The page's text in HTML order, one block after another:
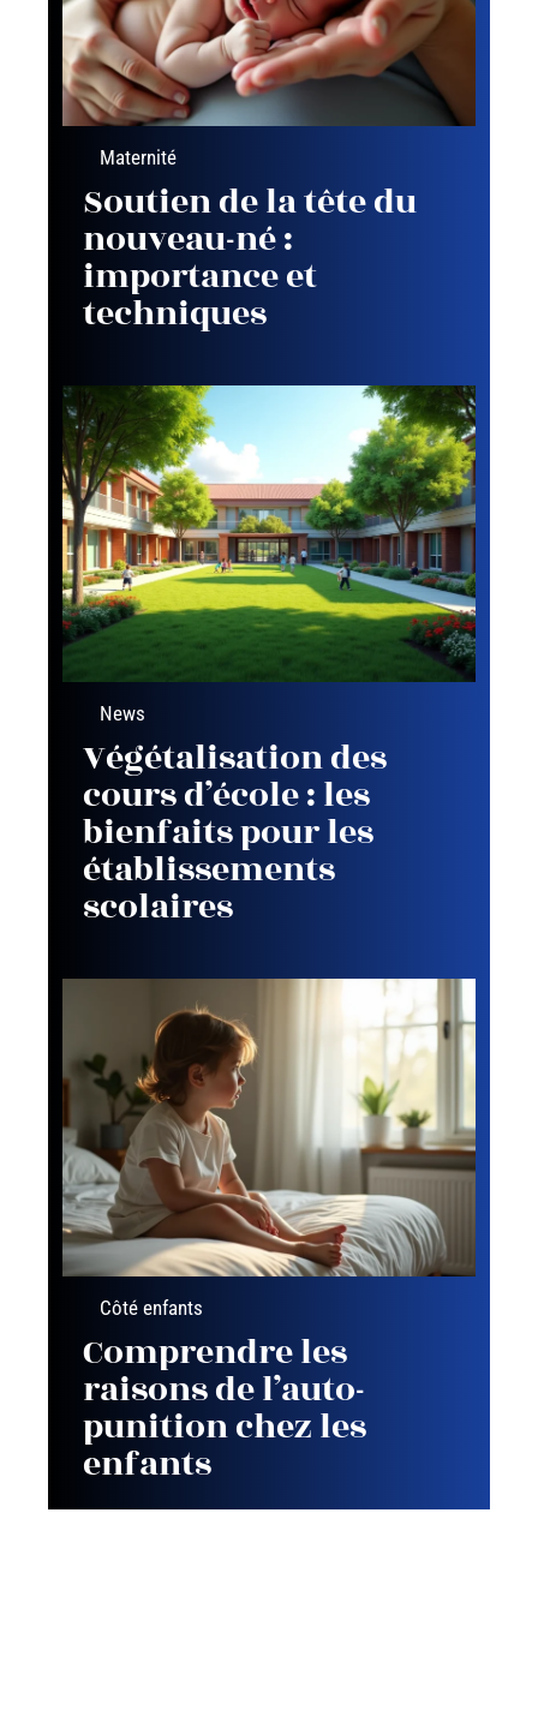
Maternité
Soutien de la tête du
nouveau-né :
importance et
techniques
News
Végétalisation des
cours d’école : les
bienfaits pour les
établissements
scolaires
Côté enfants
Comprendre les
raisons de l’auto-
punition chez les
enfants